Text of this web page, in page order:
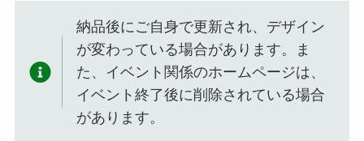
納品後にご自身で更新され、デザイン
が変わっている場合があります。ま
た、イベント関係のホームページは、
イベント終了後に削除されている場合
があります。